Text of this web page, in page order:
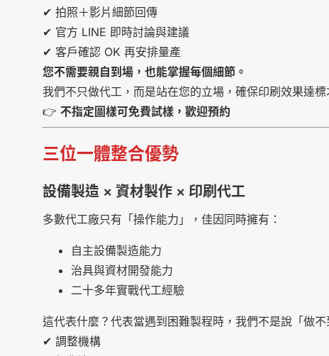
✔ 拍照＋影片細節回傳
✔ 官方 LINE 即時討論與建議
✔ 客戶確認 OK 再安排量產
您不需要親自到場，也能掌握每個細節。
我們不只做代工，而是站在您的立場，確保印刷效果達標
👉 不指定圖樣可免費試樣，歡迎預約
三位一體整合優勢
設備製造 × 資材製作 × 印刷代工
多數代工廠只有「操作能力」，佳因同時擁有：
自主設備製造能力
治具與資材開發能力
二十多年實戰代工經驗
這代表什麼？代表當遇到困難製程時，我們不是說「做不
✔ 調整機構